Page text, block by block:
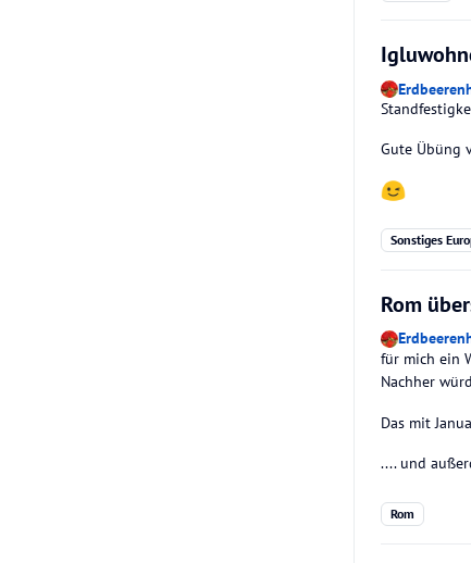
Gute Übüng
Sonstiges
Rom
für mich ein
Nachher
Das mit
.... und
Rom